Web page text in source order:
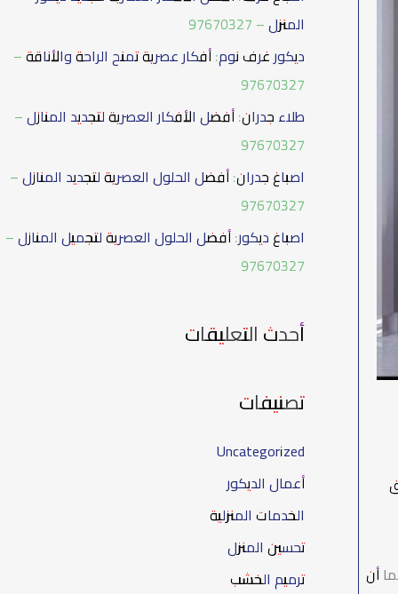
أن
:
المنزل – 97670327
ديكور غرف نوم: أفكار عصرية تمنح الراحة والأناقة –
97670327
طلاء جدران: أفضل الأفكار العصرية لتجديد المنازل –
97670327
اصباغ جدران: أفضل الحلول العصرية لتجديد المنازل –
97670327
اصباغ ديكور: أفضل الحلول العصرية لتجميل المنازل –
97670327
أحدث التعليقات
تصنيفات
Uncategorized
أعمال الديكور
الخدمات المنزلية
تحسين المنزل
ترميم الخشب